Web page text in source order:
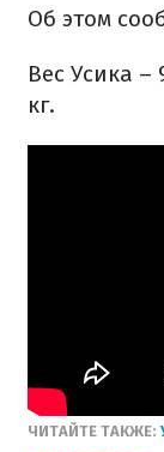
Об этом
Вес Усика –
кг.
ЧИТАЙТЕ ТАКЖЕ: